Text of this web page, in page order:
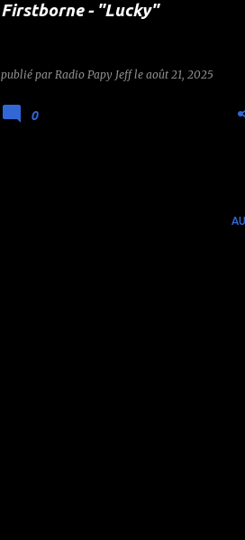
Firstborne - "Lucky"
publié par Radio Papy Jeff le août 21, 2025
0